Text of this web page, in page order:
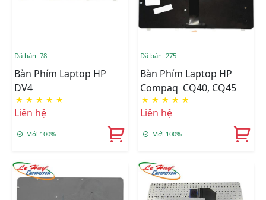
Đã bán: 78
Bàn Phím Laptop HP
DV4
★ ★ ★ ★ ★
Liên hệ
Mới 100%
Đã bán: 275
Bàn Phím Laptop HP
Compaq CQ40, CQ45
★ ★ ★ ★ ★
Liên hệ
Mới 100%